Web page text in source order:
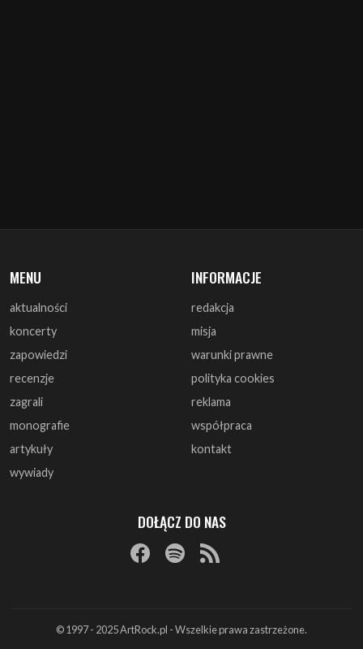
MENU
aktualności
koncerty
zapowiedzi
recenzje
zagrali
monografie
artykuły
wywiady
INFORMACJE
redakcja
misja
warunki prawne
polityka cookies
reklama
współpraca
kontakt
DOŁĄCZ DO NAS
© 1997 - 2025 ArtRock.pl - Wszelkie prawa zastrzeżone.